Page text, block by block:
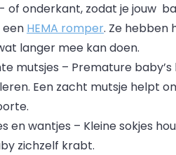
of onderkant, zodat je jouw
een HEMA romper. Ze hebben
langer mee kan doen.
mutsjes – Premature
Een zacht mutsje helpt
en wantjes – Kleine sokjes
zichzelf krabt.